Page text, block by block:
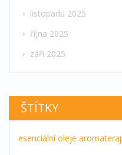
listopadu 2025
října 2025
září 2025
ŠTÍTKY
esenciální oleje